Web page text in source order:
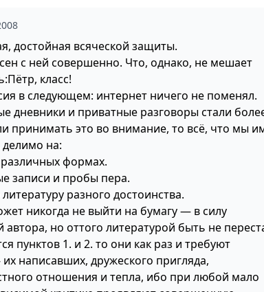
достойная всяческой защиты.
с ней совершенно. Что, однако, не мешает
класс!
в следующем: интернет ничего не поменял.
дневники и приватные разговоры стали
принимать это во внимание, то всё, что мы
делимо на:
формах.
записи и пробы пера.
разного достоинства.
никогда не выйти на бумагу — в силу
автора, но оттого литературой быть не
пунктов 1. и 2. то они как раз и требуют
их написавших, дружеского пригляда,
отношения и тепла, ибо при любой мало